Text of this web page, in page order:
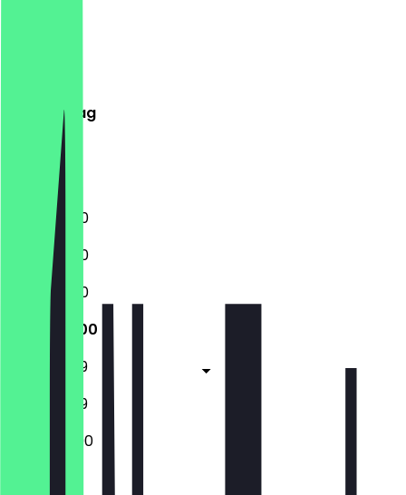
Donnerstag
Samstag
Sonntag
11:30 - 23:00
11:30 - 23:00
11:30 - 23:00
11:30 - 23:00
11:30 - 23:59
11:30 - 23:59
12:00 - 23:00